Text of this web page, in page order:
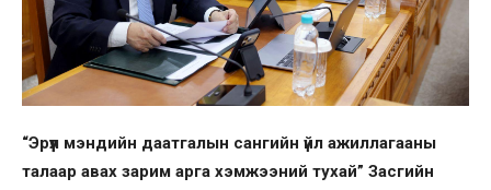
“Эрүүл мэндийн даатгалын сангийн үйл ажиллагааны
талаар авах зарим арга хэмжээний тухай” Засгийн